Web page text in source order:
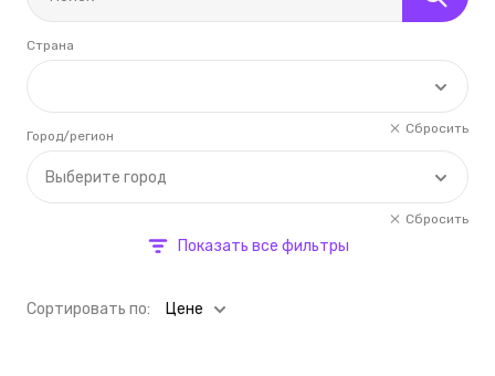
Страна
Сбросить
Выберите город
Город/регион
Сбросить
Показать все фильтры
Cортировать по: Цене